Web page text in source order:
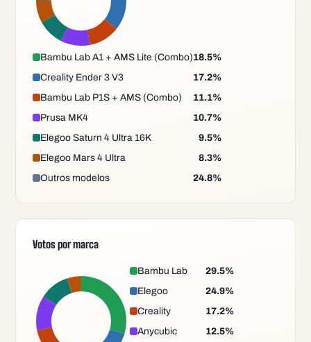
Bambu Lab A1 + AMS Lite (Combo)18.5%
Creality Ender 3 V3
17.2%
Bambu Lab P1S + AMS (Combo)
11.1%
Prusa MK4
10.7%
Elegoo Saturn 4 Ultra 16K
9.5%
Elegoo Mars 4 Ultra
8.3%
Outros modelos
24.8%
Votos por marca
Bambu Lab 29.5%
Elegoo
24.9%
Creality
17.2%
Anycubic
12.5%